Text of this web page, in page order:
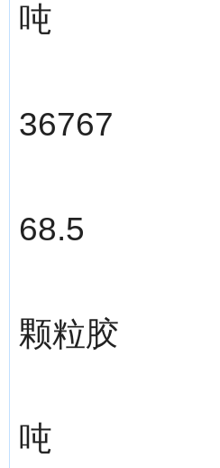
吨
36767
68.5
颗粒胶
吨